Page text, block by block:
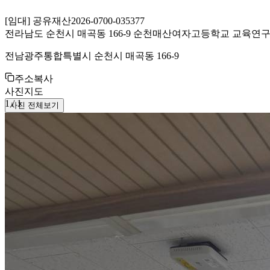
[임대] 공유재산2026-0700-035377
전라남도 순천시 매곡동 166-9 순천매산여자고등학교 교육연
전남광주통합특별시 순천시 매곡동 166-9
주소복사
사진지도
1 /1
사진 전체보기